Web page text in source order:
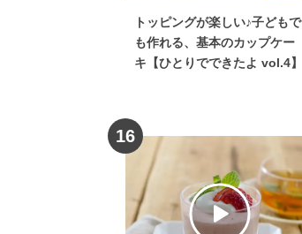
トッピングが楽しい♪子どもで
も作れる、基本のカップケー
キ【ひとりでできたよ vol.4】
16